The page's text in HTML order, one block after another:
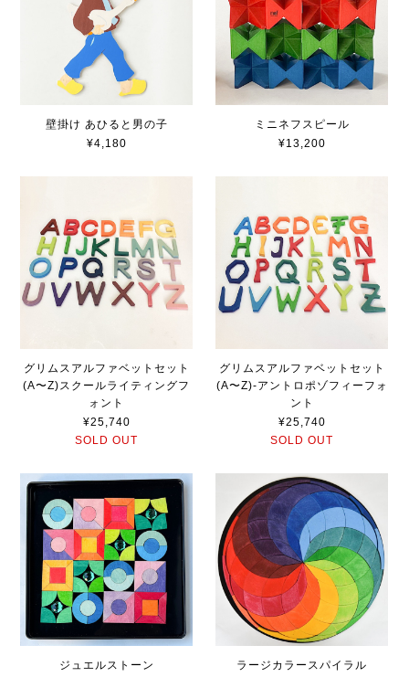
壁掛け あひると男の子
¥4,180
ミニネフスピール
¥13,200
グリムスアルファベットセット
(A〜Z)スクールライティングフ
ォント
¥25,740
SOLD OUT
グリムスアルファベットセット
(A〜Z)-アントロポゾフィーフォ
ント
¥25,740
SOLD OUT
ジュエルストーン ラージカラースパイラル